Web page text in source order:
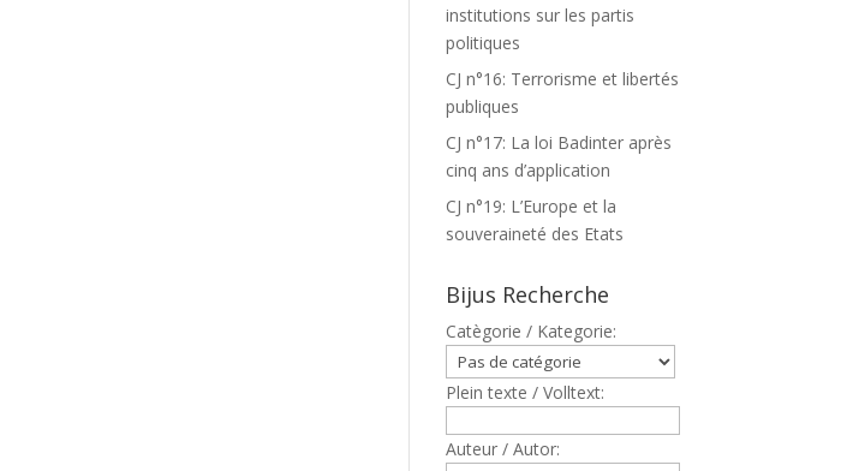
institutions sur les partis
politiques
CJ n°16: Terrorisme et libertés
publiques
CJ n°17: La loi Badinter après
cinq ans d’application
CJ n°19: L’Europe et la
souveraineté des Etats
Bijus Recherche
Catègorie / Kategorie:
Plein texte / Volltext:
Auteur / Autor: